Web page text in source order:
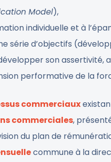
Model),
individuelle et à
série d’objectifs
son
performative de la
commerciaux
commerciales,
du plan de
commune à la